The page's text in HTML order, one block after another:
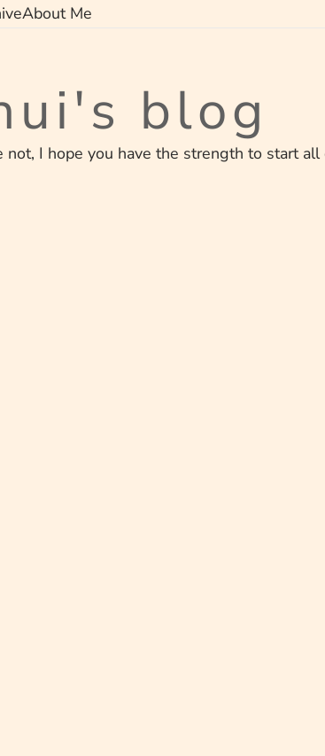
About Me
blog
I hope you have the strength to start all